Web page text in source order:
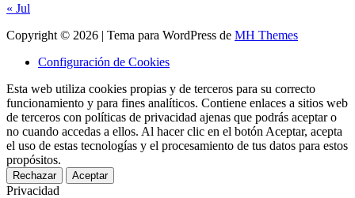
« Jul
Copyright © 2026 | Tema para WordPress de MH Themes
Configuración de Cookies
Esta web utiliza cookies propias y de terceros para su correcto
funcionamiento y para fines analíticos. Contiene enlaces a sitios web
de terceros con políticas de privacidad ajenas que podrás aceptar o
no cuando accedas a ellos. Al hacer clic en el botón Aceptar, acepta
el uso de estas tecnologías y el procesamiento de tus datos para estos
propósitos.
Rechazar Aceptar
Privacidad